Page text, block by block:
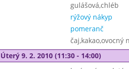
gulášová,chléb
rýžový nákyp
pomeranč
čaj,kakao,ovocný
Úterý 9. 2. 2010 (11:30 - 14:00)